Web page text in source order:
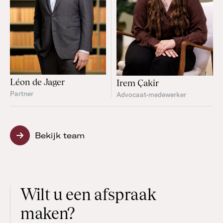
Léon de Jager
Partner
Irem Çakir
Advocaat-medewerker
Bekijk team
Wilt u een afspraak
maken?